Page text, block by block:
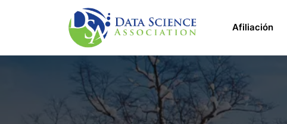
Pasar al contenido principal
Afiliación